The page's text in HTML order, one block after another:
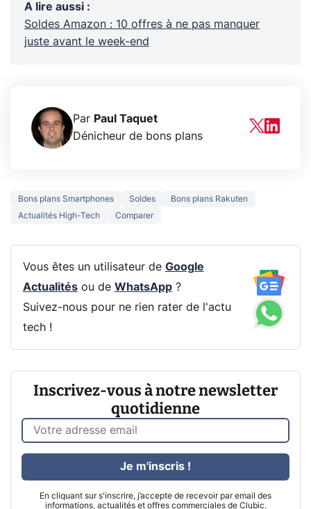
A lire aussi :
Soldes Amazon : 10 offres à ne pas manquer
juste avant le week-end
Par Paul Taquet
Dénicheur de bons plans
Bons plans Smartphones Soldes
Bons plans Rakuten
Actualités High-Tech
Comparer
Vous êtes un utilisateur de Google
Actualitésou de WhatsApp?
Suivez-nous pour ne rien rater de l'actu
tech !
Inscrivez-vous à notre newsletter
quotidienne
En cliquant sur s'inscrire, j’accepte de recevoir par email des
informations, actualités et offres commerciales de Clubic.
Je m'inscris !